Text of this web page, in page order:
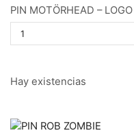
PIN MOTÖRHEAD –
Hay existencias